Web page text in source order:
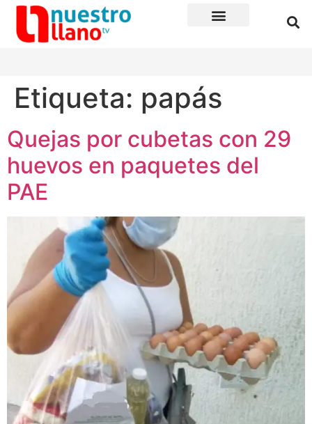
Etiqueta: papás
Quejas por cubetas con 29
huevos en paquetes del
PAE